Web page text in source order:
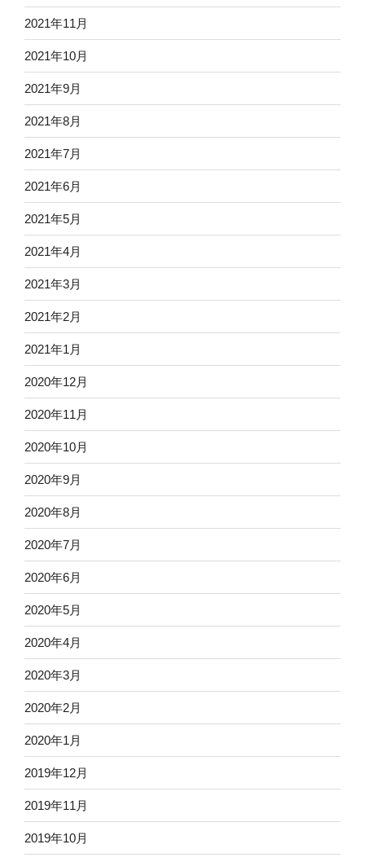
2021年11月
2021年10月
2021年9月
2021年8月
2021年7月
2021年6月
2021年5月
2021年4月
2021年3月
2021年2月
2021年1月
2020年12月
2020年11月
2020年10月
2020年9月
2020年8月
2020年7月
2020年6月
2020年5月
2020年4月
2020年3月
2020年2月
2020年1月
2019年12月
2019年11月
2019年10月